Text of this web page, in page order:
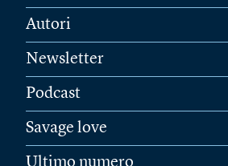
Autori
Newsletter
Podcast
Savage love
Ultimo numero